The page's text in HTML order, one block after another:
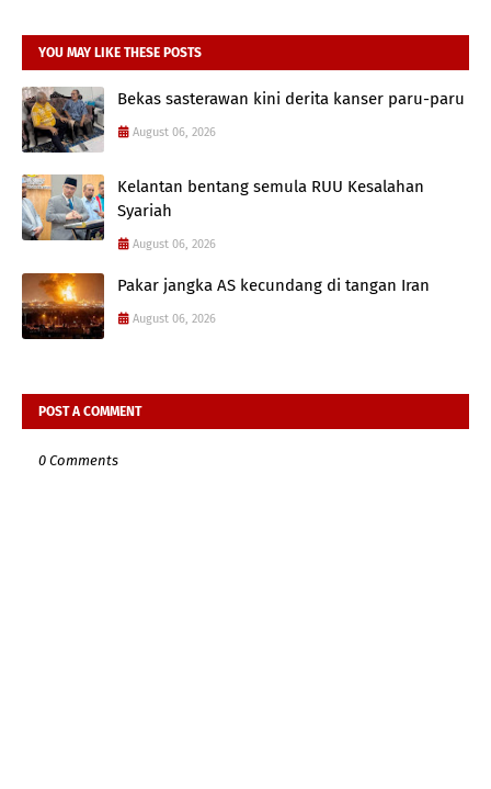
YOU MAY LIKE THESE POSTS
Bekas sasterawan kini derita kanser paru-paru
August 06, 2026
Kelantan bentang semula RUU Kesalahan
Syariah
August 06, 2026
Pakar jangka AS kecundang di tangan Iran
August 06, 2026
POST A COMMENT
0 Comments